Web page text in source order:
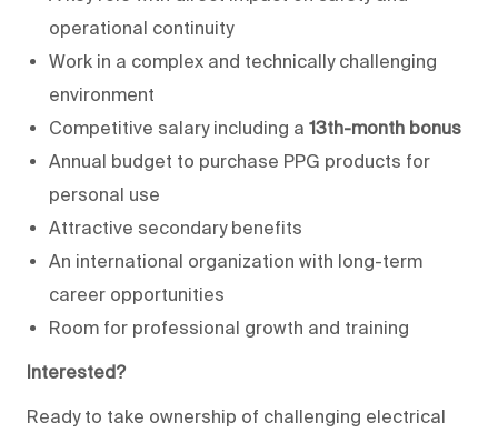
operational continuity
Work in a complex and technically challenging
environment
Competitive salary including a 13th-month bonus
Annual budget to purchase PPG products for
personal use
Attractive secondary benefits
An international organization with long-term
career opportunities
Room for professional growth and training
Interested?
Ready to take ownership of challenging electrical